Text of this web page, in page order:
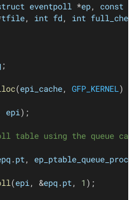
eventpoll *ep, const
tfile, int fd, int full_check
;
(epi_cache, GFP_KERNEL)
epi);
table using the queue
.pt, ep_ptable_queue_proc
(epi, &epq.pt, 1 );